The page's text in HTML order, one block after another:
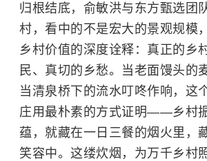
归根结底，俞敏洪与东方甄选团
村，看中的不是宏大的景观规模
乡村价值的深度诠释：真正的乡
民、真切的乡愁。当老面馒头的
当清泉桥下的流水叮咚作响，这
庄用最朴素的方式证明——乡村
蕴，就藏在一日三餐的烟火里，
笑容中。这缕炊烟，为万千乡村